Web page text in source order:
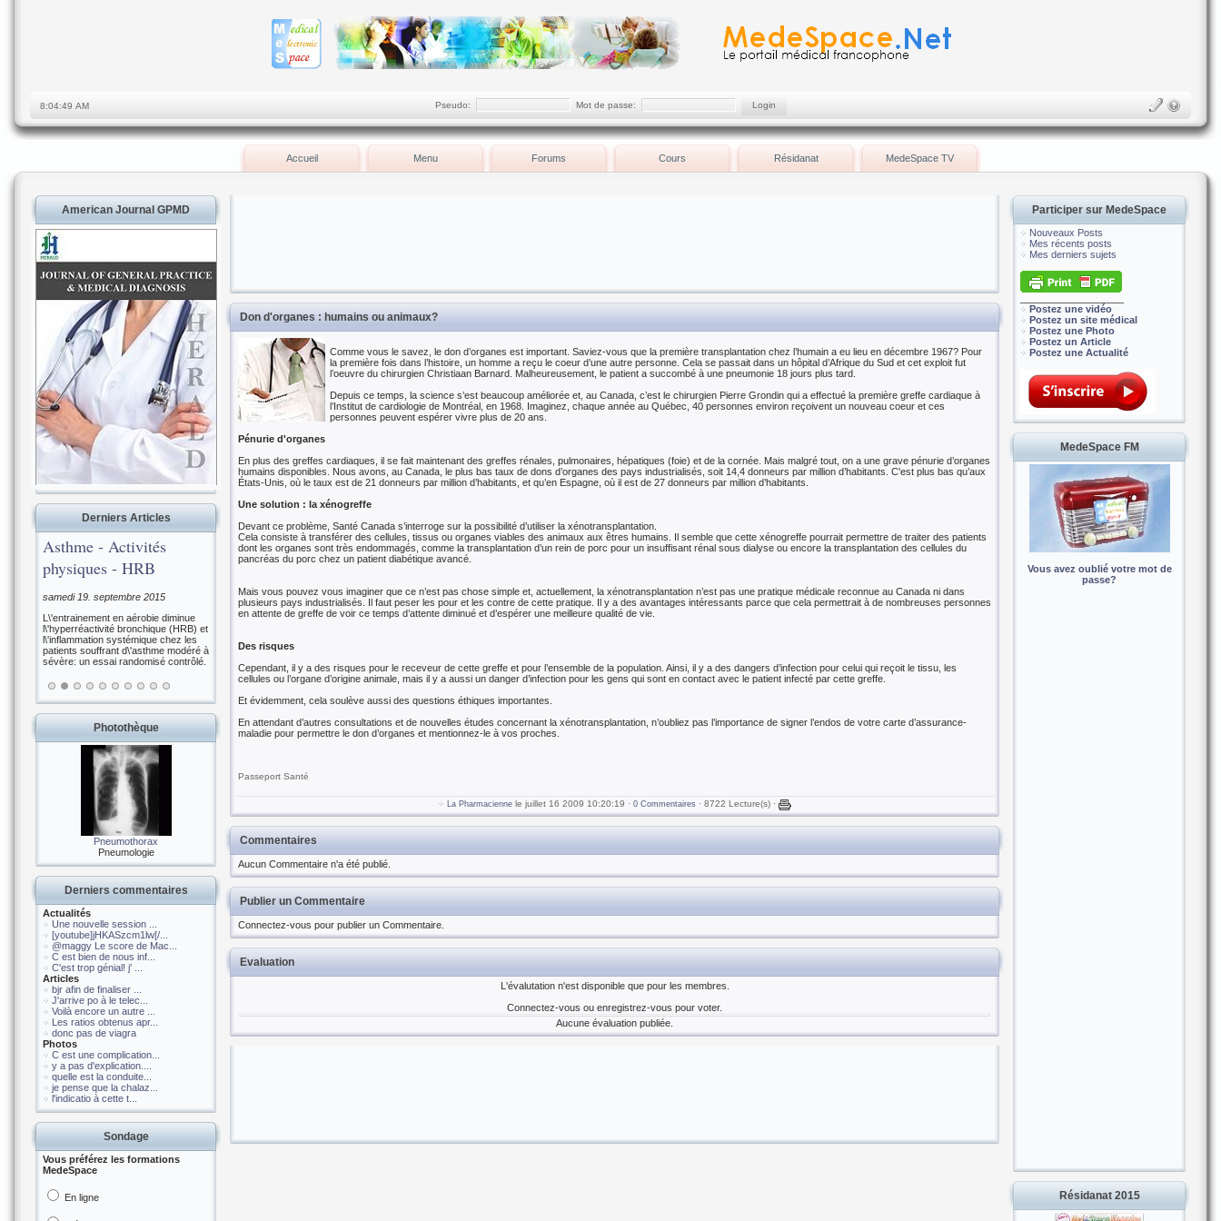
Pseudo: Mot de passe:
Accueil Menu Forums Cours Résidanat MedeSpace TV
American Journal GPMD
Derniers Articles
Asthme - Activités
physiques - HRB
samedi 19. septembre 2015
L\'entrainement en aérobie diminue
l\'hyperréactivité bronchique (HRB) et
l\'inflammation systémique chez les
patients souffrant d\'asthme modéré à
sévère: un essai randomisé contrôlé.
Photothèque
Pneumothorax
Pneumologie
Derniers commentaires
Actualités
Une nouvelle session ...
[youtube]jHKASzcm1lw[/...
@maggy Le score de Mac...
C est bien de nous inf...
C'est trop génial! j' ...
Articles
bjr afin de finaliser ...
J'arrive po à le telec...
Voilà encore un autre ...
Les ratios obtenus apr...
donc pas de viagra
Photos
C est une complication...
y a pas d'explication....
quelle est la conduite...
je pense que la chalaz...
l'indicatio à cette t...
Sondage
Vous préférez les formations
MedeSpace
En ligne
Don d'organes : humains ou animaux?
Comme vous le savez, le don d’organes est important. Saviez-vous que la première transplantation chez l’humain a eu lieu en décembre 1967? Pour
la première fois dans l’histoire, un homme a reçu le coeur d’une autre personne. Cela se passait dans un hôpital d’Afrique du Sud et cet exploit fut
l’oeuvre du chirurgien Christiaan Barnard. Malheureusement, le patient a succombé à une pneumonie 18 jours plus tard.
Depuis ce temps, la science s’est beaucoup améliorée et, au Canada, c’est le chirurgien Pierre Grondin qui a effectué la première greffe cardiaque à
l’Institut de cardiologie de Montréal, en 1968. Imaginez, chaque année au Québec, 40 personnes environ reçoivent un nouveau coeur et ces
personnes peuvent espérer vivre plus de 20 ans.
Pénurie d'organes
En plus des greffes cardiaques, il se fait maintenant des greffes rénales, pulmonaires, hépatiques (foie) et de la cornée. Mais malgré tout, on a une grave pénurie d’organes
humains disponibles. Nous avons, au Canada, le plus bas taux de dons d’organes des pays industrialisés, soit 14,4 donneurs par million d’habitants. C'est plus bas qu’aux
États-Unis, où le taux est de 21 donneurs par million d’habitants, et qu’en Espagne, où il est de 27 donneurs par million d’habitants.
Une solution : la xénogreffe
Devant ce problème, Santé Canada s’interroge sur la possibilité d’utiliser la xénotransplantation.
Cela consiste à transférer des cellules, tissus ou organes viables des animaux aux êtres humains. Il semble que cette xénogreffe pourrait permettre de traiter des patients
dont les organes sont très endommagés, comme la transplantation d’un rein de porc pour un insuffisant rénal sous dialyse ou encore la transplantation des cellules du
pancréas du porc chez un patient diabétique avancé.
Mais vous pouvez vous imaginer que ce n’est pas chose simple et, actuellement, la xénotransplantation n’est pas une pratique médicale reconnue au Canada ni dans
plusieurs pays industrialisés. Il faut peser les pour et les contre de cette pratique. Il y a des avantages intéressants parce que cela permettrait à de nombreuses personnes
en attente de greffe de voir ce temps d’attente diminué et d’espérer une meilleure qualité de vie.
Des risques
Cependant, il y a des risques pour le receveur de cette greffe et pour l’ensemble de la population. Ainsi, il y a des dangers d’infection pour celui qui reçoit le tissu, les
cellules ou l’organe d’origine animale, mais il y a aussi un danger d’infection pour les gens qui sont en contact avec le patient infecté par cette greffe.
Et évidemment, cela soulève aussi des questions éthiques importantes.
En attendant d’autres consultations et de nouvelles études concernant la xénotransplantation, n’oubliez pas l’importance de signer l’endos de votre carte d’assurance-
maladie pour permettre le don d’organes et mentionnez-le à vos proches.
Passeport Santé
La Pharmacienne le juillet 16 2009 10:20:19 · 0 Commentaires · 8722 Lecture(s) ·
Commentaires
Aucun Commentaire n'a été publié.
Publier un Commentaire
Connectez-vous pour publier un Commentaire.
Evaluation
L'évalutation n'est disponible que pour les membres.
Connectez-vous ou enregistrez-vous pour voter.
Aucune évaluation publiée.
Participer sur MedeSpace
Nouveaux Posts
Mes récents posts
Mes derniers sujets
Postez une vidéo
Postez un site médical
Postez une Photo
Postez un Article
Postez une Actualité
MedeSpace FM
Vous avez oublié votre mot de
passe?
Résidanat 2015